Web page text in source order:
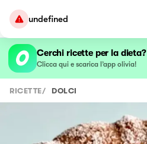
undefined
Cerchi ricette per la dieta?
Clicca qui e scarica l’app olivia!
RICETTE/ DOLCI